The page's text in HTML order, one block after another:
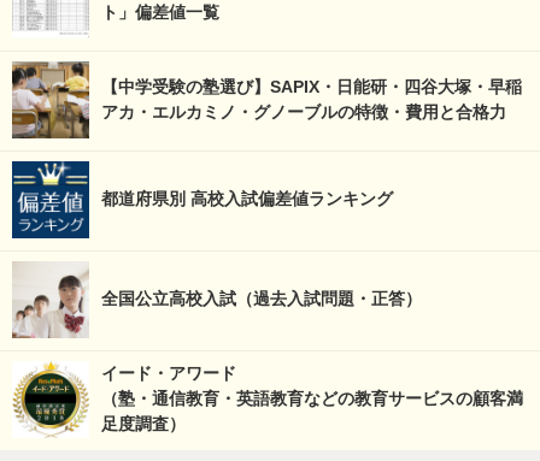
ト」偏差値一覧
【中学受験の塾選び】SAPIX・日能研・四谷大塚・早稲
アカ・エルカミノ・グノーブルの特徴・費用と合格力
都道府県別 高校入試偏差値ランキング
全国公立高校入試（過去入試問題・正答）
イード・アワード
（塾・通信教育・英語教育などの教育サービスの顧客満
足度調査）